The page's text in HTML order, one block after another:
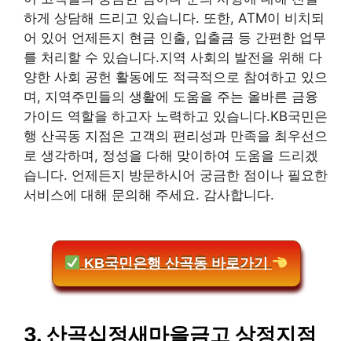
하게 상담해 드리고 있습니다. 또한, ATM이 비치되
어 있어 언제든지 현금 인출, 입출금 등 간편한 업무
를 처리할 수 있습니다.지역 사회의 발전을 위해 다
양한 사회 공헌 활동에도 적극적으로 참여하고 있으
며, 지역주민들의 생활에 도움을 주는 올바른 금융
가이드 역할을 하고자 노력하고 있습니다.KB국민은
행 산곡동 지점은 고객의 편리성과 만족을 최우선으
로 생각하며, 정성을 다해 맞이하여 도움을 드리겠
습니다. 언제든지 방문하시어 궁금한 점이나 필요한
서비스에 대해 문의해 주세요. 감사합니다.
KB국민은행 산곡동 바로가기
3. 산곡십정새마을금고 상정지점